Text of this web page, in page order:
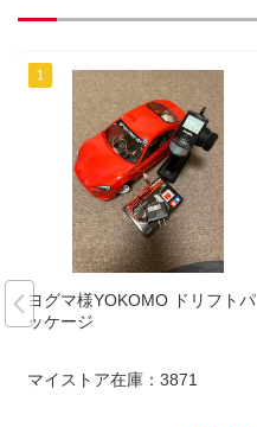
ヨグマ様YOKOMO ドリフトパ
ッケージ
マイストア在庫： 3871